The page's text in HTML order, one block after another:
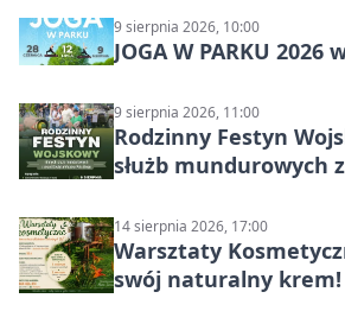
9 sierpnia 2026, 10:00
JOGA W PARKU 2026
9 sierpnia 2026, 11:00
Rodzinny Festyn
służb mundurowych
14 sierpnia 2026, 17:00
Warsztaty
swój naturalny krem!